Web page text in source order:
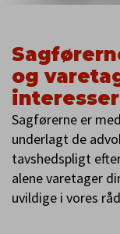
og
interesser
Sagførerne er
underlagt de
tavshedspligt
alene varetager
uvildige i vores